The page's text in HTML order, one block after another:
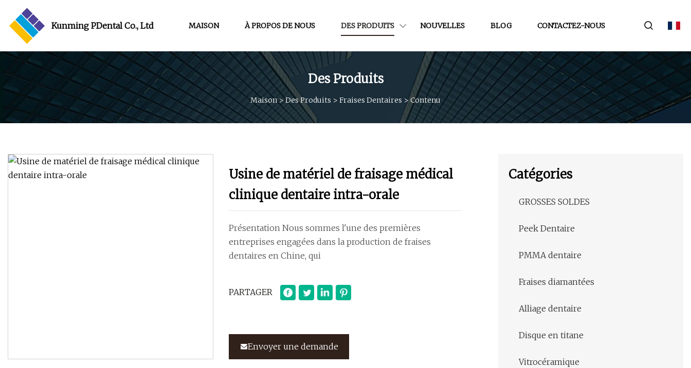
Kunming PDental Co., Ltd MAISON À PROPOS DE NOUS DES PRODUITS NOUVELLES BLOG CONTACTEZ-NOUS
Des Produits
Maison>Des Produits > Fraises Dentaires >Contenu
Usine de matériel de fraisage médical
clinique dentaire intra-orale
Présentation Nous sommes l'une des premières
entreprises engagées dans la production de fraises
dentaires en Chine, qui
PARTAGER
Envoyer une demande
Catégories
GROSSES SOLDES
Peek Dentaire
PMMA dentaire
Fraises diamantées
Alliage dentaire
Disque en titane
Vitrocéramique